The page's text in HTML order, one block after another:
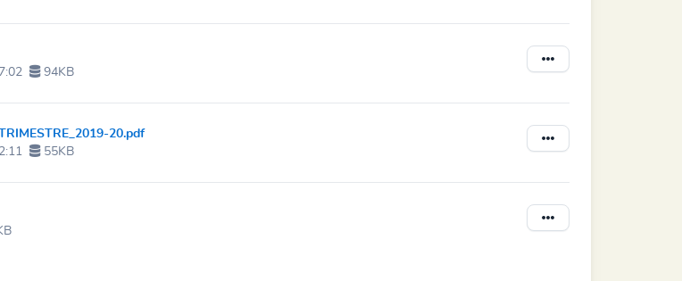
94KB
20.pdf
55KB